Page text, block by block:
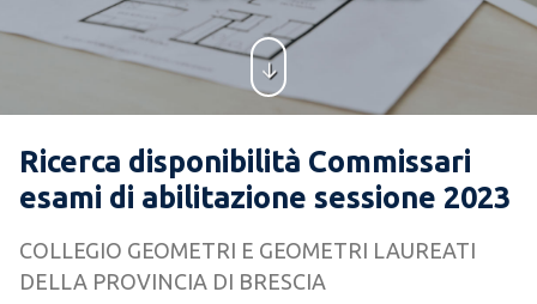
Ricerca disponibilità Commissari
esami di abilitazione sessione 2023
COLLEGIO GEOMETRI E GEOMETRI LAUREATI
DELLA PROVINCIA DI BRESCIA